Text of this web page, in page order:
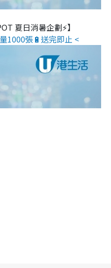
夏日消暑企劃⚡】
1000張🔋送完即止 <